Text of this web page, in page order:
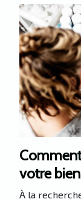
votre
À la